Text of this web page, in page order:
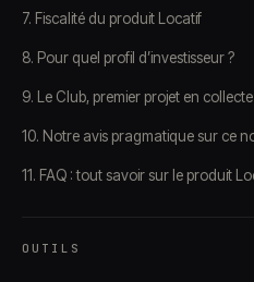
7. Fiscalité du produit Locatif
8. Pour quel profil d’investisseur ?
9. Le Club, premier projet en collecte
10. Notre avis pragmatique sur ce
11. FAQ : tout savoir sur le produit
OUTILS